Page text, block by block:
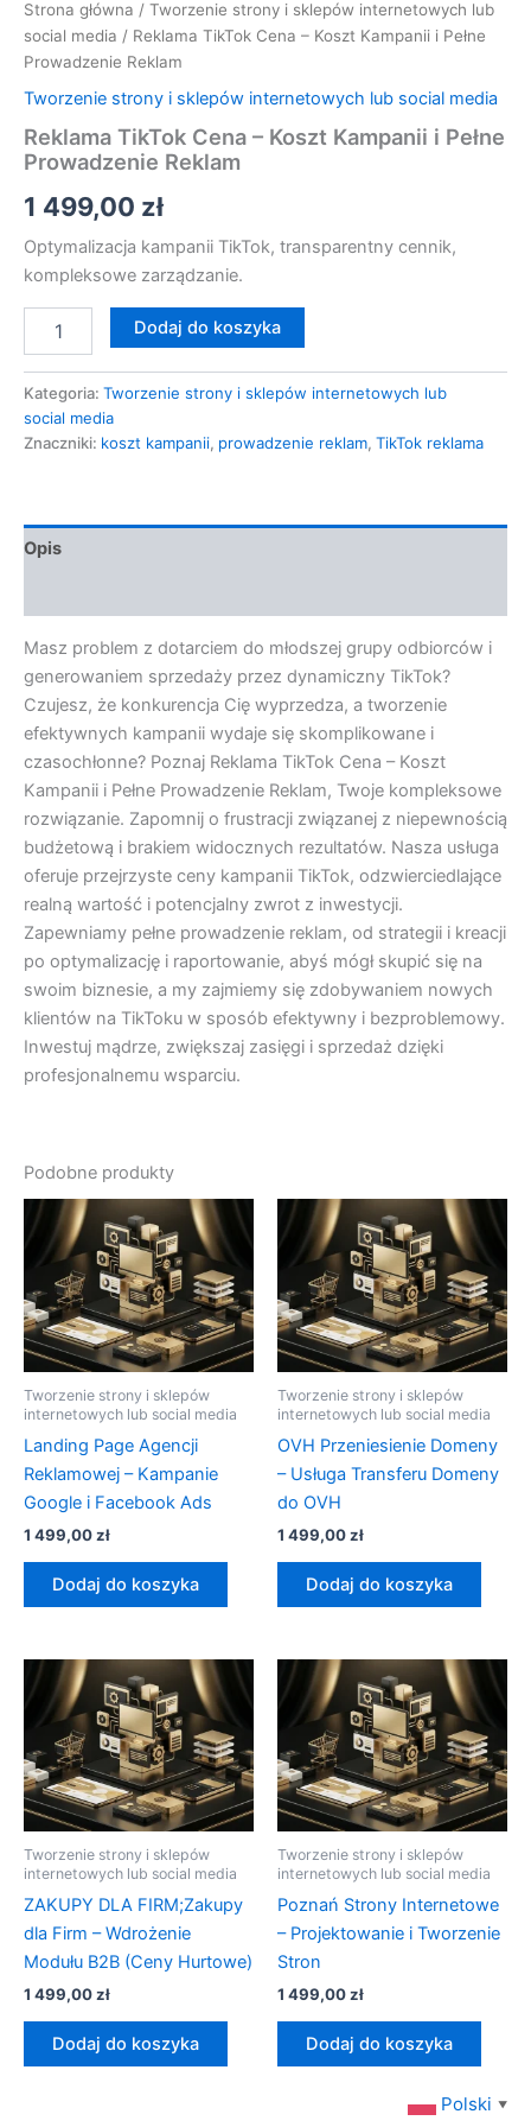
Strona główna / Tworzenie strony i sklepów internetowych lub
social media / Reklama TikTok Cena – Koszt Kampanii i Pełne
Prowadzenie Reklam
Tworzenie strony i sklepów internetowych lub social media
Reklama TikTok Cena – Koszt Kampanii i Pełne
Prowadzenie Reklam
1 499,00 zł
Optymalizacja kampanii TikTok, transparentny cennik,
kompleksowe zarządzanie.
Dodaj do koszyka
Kategoria: Tworzenie strony i sklepów internetowych lub
social media
Znaczniki: koszt kampanii, prowadzenie reklam, TikTok reklama
Opis
Masz problem z dotarciem do młodszej grupy odbiorców i
generowaniem sprzedaży przez dynamiczny TikTok?
Czujesz, że konkurencja Cię wyprzedza, a tworzenie
efektywnych kampanii wydaje się skomplikowane i
czasochłonne? Poznaj Reklama TikTok Cena – Koszt
Kampanii i Pełne Prowadzenie Reklam, Twoje kompleksowe
rozwiązanie. Zapomnij o frustracji związanej z niepewnością
budżetową i brakiem widocznych rezultatów. Nasza usługa
oferuje przejrzyste ceny kampanii TikTok, odzwierciedlające
realną wartość i potencjalny zwrot z inwestycji.
Zapewniamy pełne prowadzenie reklam, od strategii i kreacji
po optymalizację i raportowanie, abyś mógł skupić się na
swoim biznesie, a my zajmiemy się zdobywaniem nowych
klientów na TikToku w sposób efektywny i bezproblemowy.
Inwestuj mądrze, zwiększaj zasięgi i sprzedaż dzięki
profesjonalnemu wsparciu.
Podobne produkty
Tworzenie strony i sklepów
internetowych lub social media
Landing Page Agencji
Reklamowej – Kampanie
Google i Facebook Ads
1 499,00zł
Dodaj do koszyka
Tworzenie strony i sklepów
internetowych lub social media
OVH Przeniesienie Domeny
– Usługa Transferu Domeny
do OVH
1 499,00zł
Dodaj do koszyka
Tworzenie strony i sklepów
internetowych lub social media
ZAKUPY DLA FIRM;Zakupy
dla Firm – Wdrożenie
Modułu B2B (Ceny Hurtowe)
1 499,00zł
Dodaj do koszyka
Tworzenie strony i sklepów
internetowych lub social media
Poznań Strony Internetowe
– Projektowanie i Tworzenie
Stron
1 499,00zł
Dodaj do koszyka
Polski ▼